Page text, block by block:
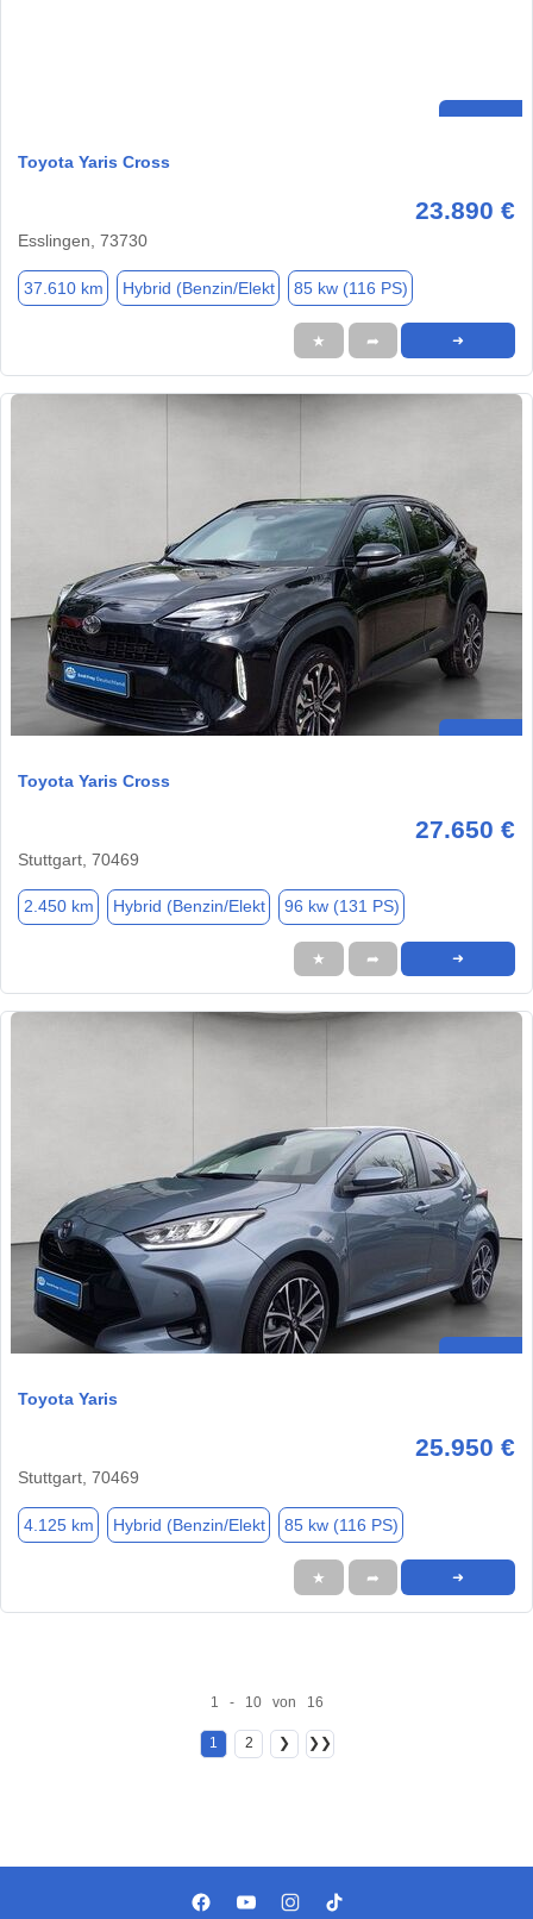
Toyota Yaris Cross
23.890 €
Esslingen, 73730
37.610 km Hybrid (Benzin/Elekt 85 kw (116 PS)
★ ➦ ➜
Toyota Yaris Cross
27.650 €
Stuttgart, 70469
2.450 km Hybrid (Benzin/Elekt 96 kw (131 PS)
★ ➦ ➜
Toyota Yaris
25.950 €
Stuttgart, 70469
4.125 km Hybrid (Benzin/Elekt 85 kw (116 PS)
★ ➦ ➜
1 - 10 von 16
1 2 ❯ ❯❯